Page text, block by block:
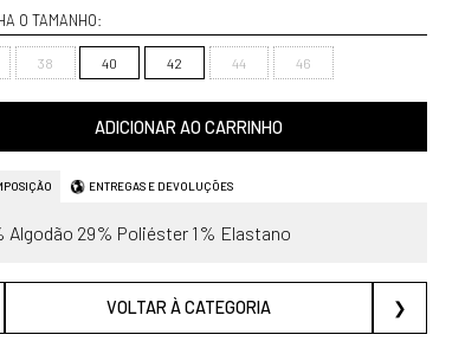
O TAMANHO:
38 40 42 44 46
ADICIONAR AO CARRINHO
ENTREGAS E DEVOLUÇÕES
Algodão 29% Poliéster 1% Elastano
VOLTAR À CATEGORIA ❯